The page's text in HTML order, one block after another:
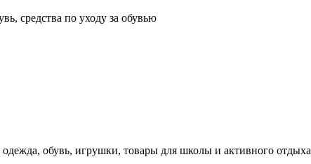
средства по уходу за обувью
одежда, обувь, игрушки, товары для школы и активного отдыха